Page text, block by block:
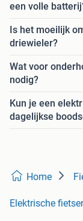
een volle
Is het moeilijk
driewieler?
Wat voor
nodig?
Kun je een
dagelijkse
Home
Elektrische